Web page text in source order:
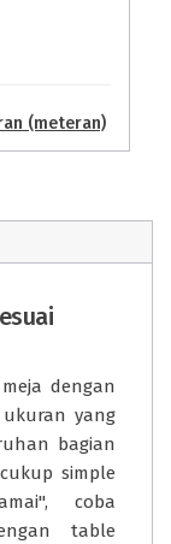
(meteran)
dengan
yang
bagian
simple
coba
table